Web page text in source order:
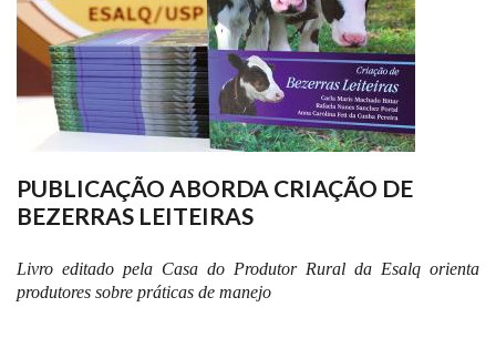
PUBLICAÇÃO ABORDA CRIAÇÃO DE
BEZERRAS LEITEIRAS
Livro editado pela Casa do Produtor Rural da Esalq orienta
produtores sobre práticas de manejo